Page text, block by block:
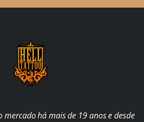
mercado há mais de 19 anos e desde